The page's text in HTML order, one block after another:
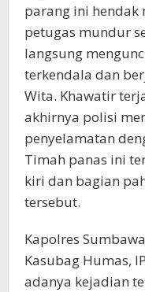
parang ini hendak
petugas mundur
langsung
terkendala dan
Wita. Khawatir
akhirnya polisi
penyelamatan
Timah panas ini
kiri dan bagian
tersebut.
Kapolres
Kasubag Humas,
adanya kejadian